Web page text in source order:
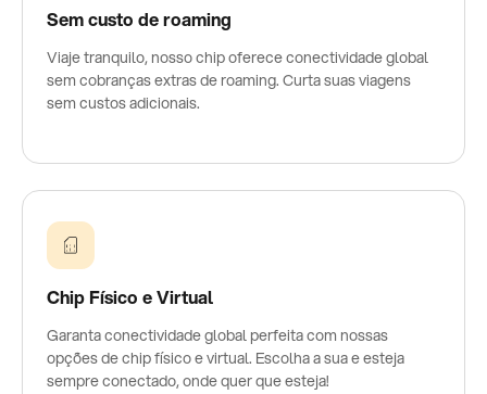
Sem custo de roaming
Viaje tranquilo, nosso chip oferece conectividade global
sem cobranças extras de roaming. Curta suas viagens
sem custos adicionais.
Chip Físico e Virtual
Garanta conectividade global perfeita com nossas
opções de chip físico e virtual. Escolha a sua e esteja
sempre conectado, onde quer que esteja!